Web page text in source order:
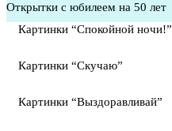
Открытки с юбилеем на 50 лет
Картинки “Спокойной ночи!”
Картинки “Скучаю”
Картинки “Выздоравливай”